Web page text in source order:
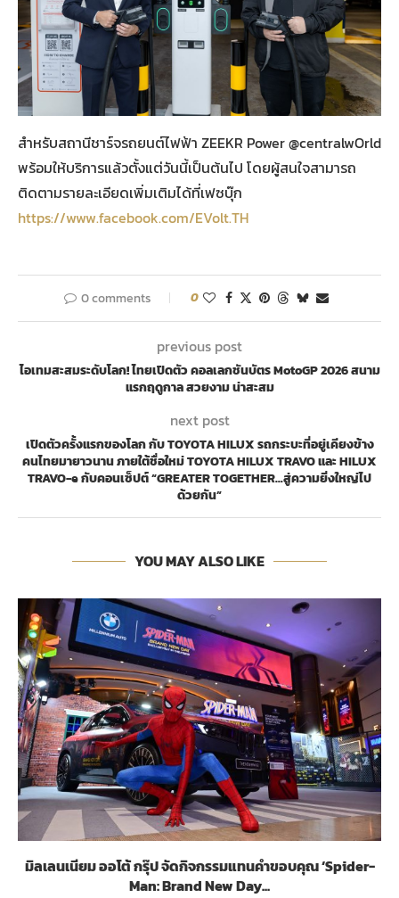
สำหรับสถานีชาร์จรถยนต์ไฟฟ้า ZEEKR Power @centralwOrld
พร้อมให้บริการแล้วตั้งแต่วันนี้เป็นต้นไป โดยผู้สนใจสามารถ
ติดตามรายละเอียดเพิ่มเติมได้ที่เฟซบุ๊ก
https://www.facebook.com/EVolt.TH
0 comments 0
previous post
ไอเทมสะสมระดับโลก! ไทยเปิดตัว คอลเลกชันบัตร MotoGP 2026 สนาม
แรกฤดูกาล สวยงาม น่าสะสม
next post
เปิดตัวครั้งแรกของโลก กับ TOYOTA HILUX รถกระบะที่อยู่เคียงข้าง
คนไทยมายาวนาน ภายใต้ชื่อใหม่ TOYOTA HILUX TRAVO และ HILUX
TRAVO-e กับคอนเซ็ปต์ “GREATER TOGETHER…สู่ความยิ่งใหญ่ไป
ด้วยกัน”
YOU MAY ALSO LIKE
มิลเลนเนียม ออโต้ กรุ๊ป จัดกิจกรรมแทนคำขอบคุณ ‘Spider-
Man: Brand New Day...